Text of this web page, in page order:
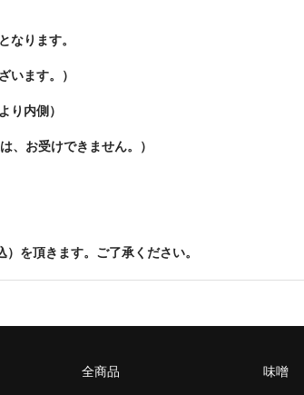
なります。
います。）
り内側）
、お受けできません。）
を頂きます。ご了承ください。
全商品 味噌